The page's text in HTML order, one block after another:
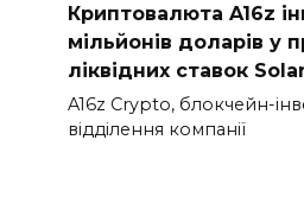
Криптовалюта A16z
мільйонів доларів у
ліквідних ставок
A16z Crypto, блокчейн-
відділення компанії